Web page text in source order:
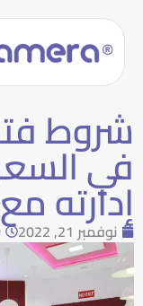
شروط
في
إدارته
نوفمبر 21, 2022